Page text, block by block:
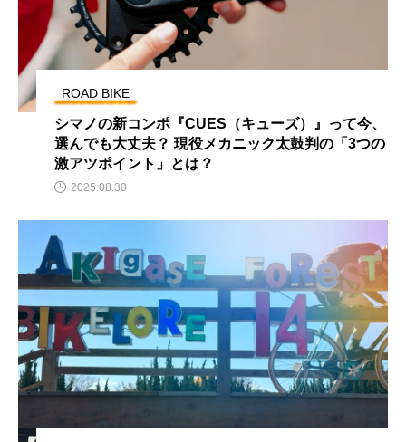
ROAD BIKE
シマノの新コンポ『CUES（キューズ）』って今、
選んでも大丈夫？ 現役メカニック太鼓判の「3つの
激アツポイント」とは？
2025.08.30